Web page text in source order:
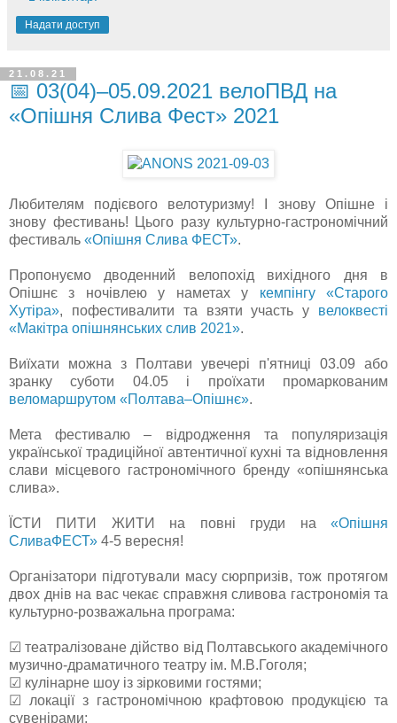
Надати доступ
21.08.21
📅 03(04)–05.09.2021 велоПВД на
«Опішня Слива Фест» 2021
Любителям подієвого велотуризму! І знову Опішне і
знову фестивань! Цього разу культурно-гастрономічний
фестиваль «Опішня Слива ФЕСТ».
Пропонуємо дводенний велопохід вихідного дня в
Опішнє з ночівлею у наметах у кемпінгу «Старого
Хутіра», пофестивалити та взяти участь у велоквесті
«Макітра опішнянських слив 2021».
Виїхати можна з Полтави увечері п'ятниці 03.09 або
зранку суботи 04.05 і проїхати промаркованим
веломаршрутом «Полтава–Опішнє».
Мета фестивалю – відродження та популяризація
української традиційної автентичної кухні та відновлення
слави місцевого гастрономічного бренду «опішнянська
слива».
ЇСТИ ПИТИ ЖИТИ на повні груди на «Опішня
СливаФЕСТ» 4-5 вересня!
Організатори підготували масу сюрпризів, тож протягом
двох днів на вас чекає справжня сливова гастрономія та
культурно-розважальна програма:
☑ театралізоване дійство від Полтавського академічного
музично-драматичного театру ім. М.В.Гоголя;
☑ кулінарне шоу із зірковими гостями;
☑ локації з гастрономічною крафтовою продукцією та
сувенірами;